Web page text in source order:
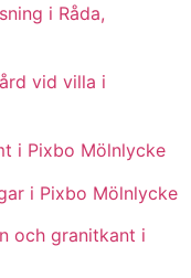
i Råda,
vid villa i
i Pixbo Mölnlycke
i Pixbo Mölnlycke
och granitkant i